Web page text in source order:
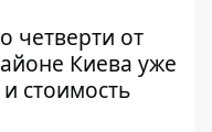
четверти от
Киева уже
стоимость